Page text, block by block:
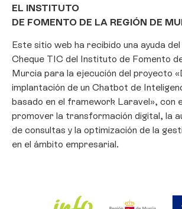
Gestionar
Para ofrecer las mejores experiencias, utilizamos
cookies para almacenar y/o acceder a la
consentimiento de estas tecnologías nos permitirá
el comportamiento de navegación o las
Aceptar
EL INSTITUTO
DE FOMENTO DE LA REGIÓN DE
Este sitio web ha recibido una ayuda
Cheque TIC del Instituto de Fomento
Murcia para la ejecución del proyecto
implantación de un Chatbot de
basado en el framework Laravel», con
promover la transformación digital, la
de consultas y la optimización de la
en el ámbito empresarial.